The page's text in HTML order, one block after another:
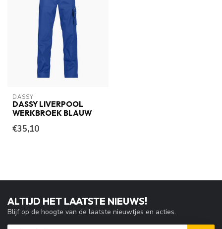
DASSY
DASSY LIVERPOOL
WERKBROEK BLAUW
€35,10
ALTIJD HET LAATSTE NIEUWS!
Blijf op de hoogte van de laatste nieuwtjes en acties.